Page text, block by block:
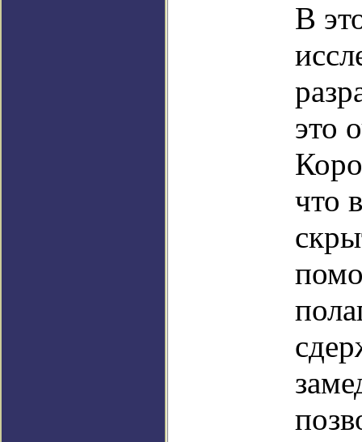
В
это
что